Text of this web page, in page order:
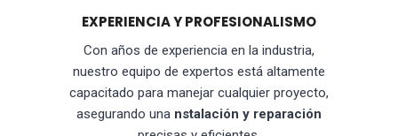
EXPERIENCIA Y PROFESIONALISMO
Con años de experiencia en la industria,
nuestro equipo de expertos está altamente
capacitado para manejar cualquier proyecto,
asegurando una nstalación y reparación